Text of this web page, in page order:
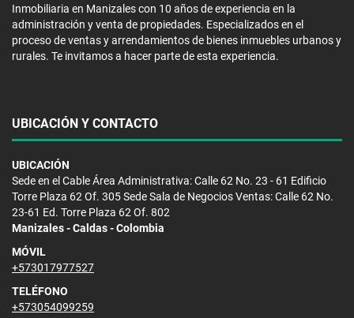
Inmobiliaria en Manizales con 10 años de experiencia en la
administración y venta de propiedades. Especializados en el
proceso de ventas y arrendamientos de bienes inmuebles urbanos y
rurales. Te invitamos a hacer parte de esta experiencia.
UBICACIÓN Y CONTACTO
UBICACIÓN
Sede en el Cable Área Administrativa: Calle 62 No. 23 - 61 Edificio
Torre Plaza 62 Of. 305 Sede Sala de Negocios Ventas: Calle 62 No.
23-61 Ed. Torre Plaza 62 Of. 802
Manizales - Caldas - Colombia
MÓVIL
+573017977527
TELÉFONO
+573054099259